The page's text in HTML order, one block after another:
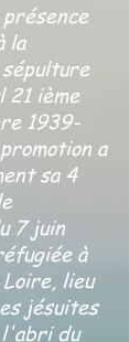
la
21 ième
1939-
a
sa 4
7 juin
à
lieu
jésuites
l'abri du